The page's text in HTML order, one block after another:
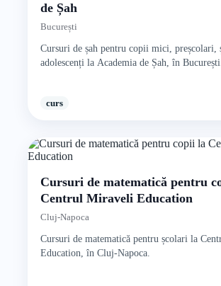
de Șah
București
Cursuri de șah pentru copii mici, preșcolari,
adolescenți la Academia de Șah, în
curs
Cursuri de matematică pentru
Centrul Miraveli Education
Cluj-Napoca
Cursuri de matematică pentru școlari la
Education, în Cluj-Napoca.